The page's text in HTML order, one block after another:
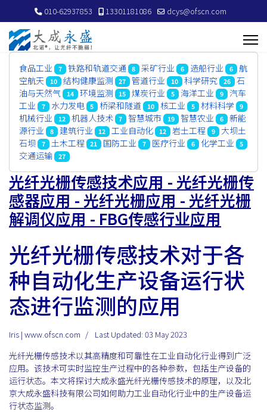
010-62937853 13301181086 dcys@ofscn.com
食品工业 7 铁路和轨道交通 8 采矿行业 6 造船行业 6
航
空航天
10 结构健康监测 27 管道行业 10 科学研究 26
石
油与天然气
14 环境监测 15 煤炭行业 5 海洋工业 9
汽车
工业
7 水力发电 5 桥梁和隧道 10 核工业 5 材料科学 9
机械行业 12 机器人技术 7 智慧城市 19 智慧农业 6
新能
源行业
8 建筑行业 12 工业自动化 12 岩土工程 9
大坝土
石坝
7 土木工程 21 国防工业 7 医疗行业 6 化学工业 5
交通运输 27
光纤光栅传感技术应用 - 光纤光栅传
感器应用 - 光纤光栅应用 - 光纤光栅
解调仪应用 - FBG传感行业应用
光纤光栅传感技术对于各
种自动化生产设备运行状
态进行监测的应用
Iris | www.ofscn.com Last Updated: 03 May 2023
光纤光栅传感技术以其高精度和可靠性在工业自动化行业得到广泛
应用。该技术可实时监控生产过程中的各种参数，包括生产设备的
运行状态。本文将探讨大成永盛光纤光栅传感技术的原理，以及北
京大成永盛科技有限公司如何助力工业自动化行业中的生产设备运
行状态监测。